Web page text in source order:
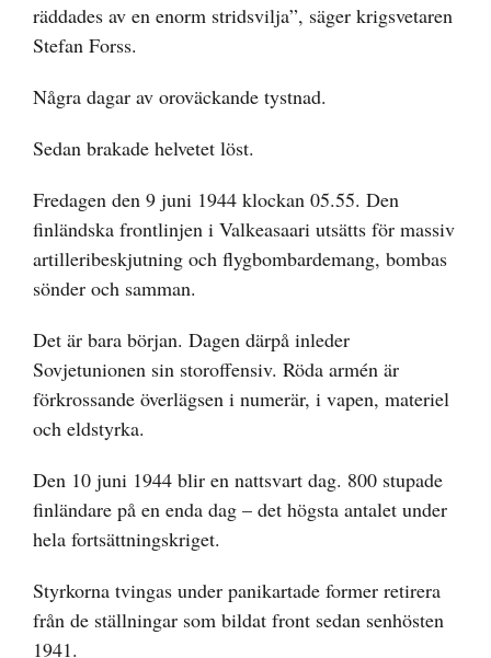
räddades av en enorm stridsvilja”, säger krigsvetaren
Stefan Forss.
Några dagar av oroväckande tystnad.
Sedan brakade helvetet löst.
Fredagen den 9 juni 1944 klockan 05.55. Den
finländska frontlinjen i Valkeasaari utsätts för massiv
artilleribeskjutning och flygbombardemang, bombas
sönder och samman.
Det är bara början. Dagen därpå inleder
Sovjetunionen sin storoffensiv. Röda armén är
förkrossande överlägsen i numerär, i vapen, materiel
och eldstyrka.
Den 10 juni 1944 blir en nattsvart dag. 800 stupade
finländare på en enda dag – det högsta antalet under
hela fortsättningskriget.
Styrkorna tvingas under panikartade former retirera
från de ställningar som bildat front sedan senhösten
1941.